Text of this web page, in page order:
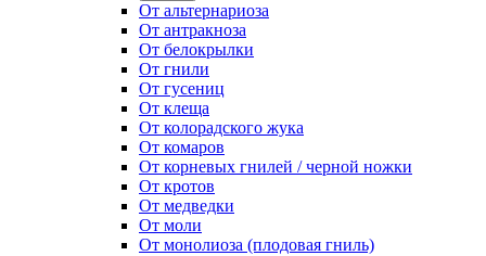
От альтернариоза
От антракноза
От белокрылки
От гнили
От гусениц
От клеща
От колорадского жука
От комаров
От корневых гнилей / черной ножки
От кротов
От медведки
От моли
От монолиоза (плодовая гниль)